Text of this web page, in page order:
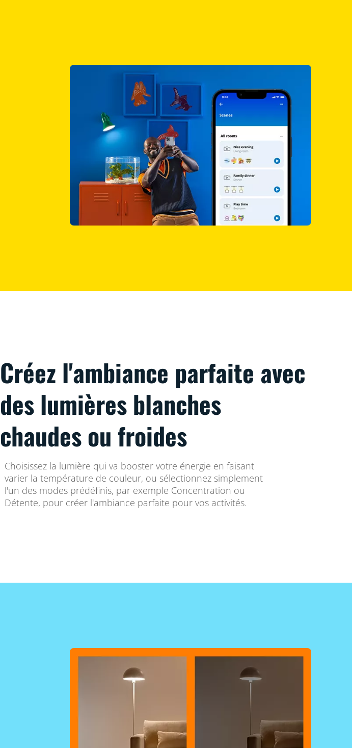
Créez l'ambiance parfaite avec
des lumières blanches
chaudes ou froides
Choisissez la lumière qui va booster votre énergie en faisant
varier la température de couleur, ou sélectionnez simplement
l'un des modes prédéfinis, par exemple Concentration ou
Détente, pour créer l'ambiance parfaite pour vos activités.